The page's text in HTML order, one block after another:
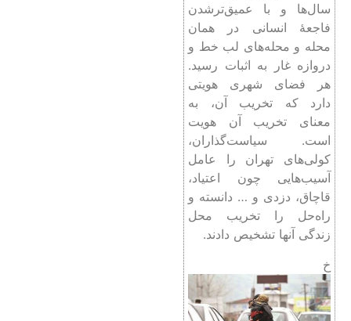
سال‌ها و با عمیق‌ترشدن
فاجعۀ انسانی در همان
محله و محله‌های لب خط و
دروازه غار به اثبات رسید.
هر فضای شهری هویتی
دارد که تخریب آن، به
معنای تخریب آن هویت
است. سیاست‌گذاران،
کولی‌های تهران را عامل
آسیب‌هایی چون اعتیاد،
قاچاق، دزدی و … دانسته و
راه‌حل را تخریب محل
زندگی آنها تشخیص دادند.
خ